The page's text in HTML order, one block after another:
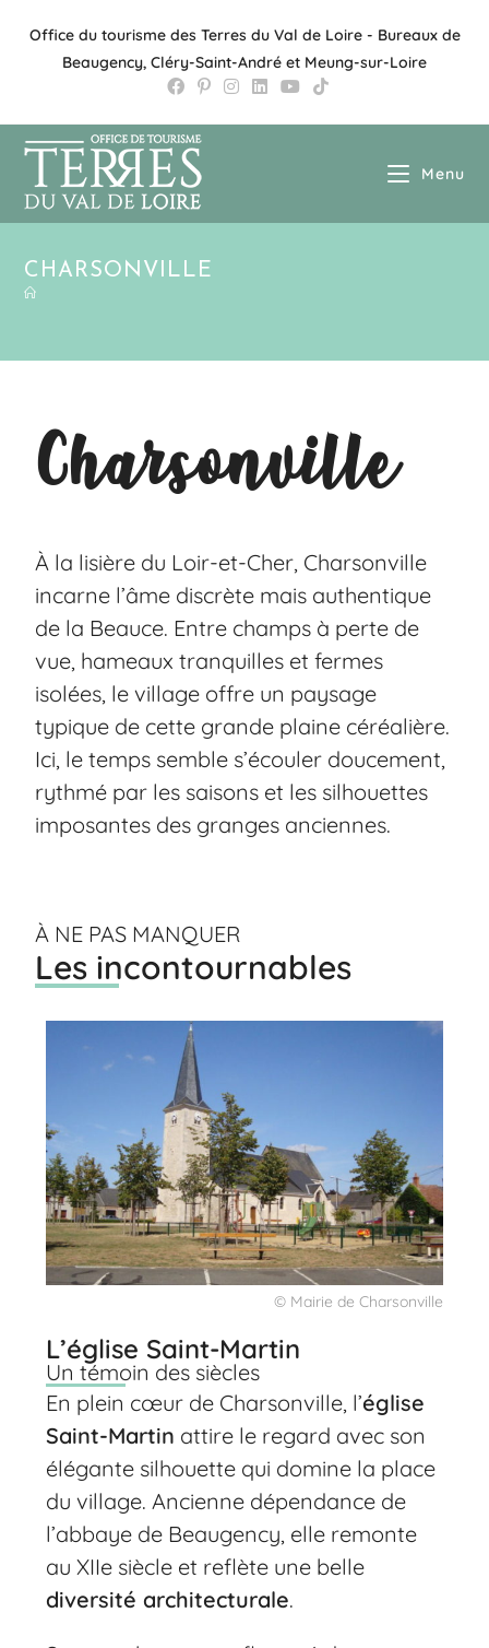
Office du tourisme des Terres du Val de Loire - Bureaux de
Beaugency, Cléry-Saint-André et Meung-sur-Loire
Menu
CHARSONVILLE
Charsonville
À la lisière du Loir-et-Cher, Charsonville
incarne l’âme discrète mais authentique
de la Beauce. Entre champs à perte de
vue, hameaux tranquilles et fermes
isolées, le village offre un paysage
typique de cette grande plaine céréalière.
Ici, le temps semble s’écouler doucement,
rythmé par les saisons et les silhouettes
imposantes des granges anciennes.
À NE PAS MANQUER
Les incontournables
© Mairie de Charsonville
L’église Saint-Martin
Un témoin des siècles
En plein cœur de Charsonville, l’église
Saint-Martin attire le regard avec son
élégante silhouette qui domine la place
du village. Ancienne dépendance de
l’abbaye de Beaugency, elle remonte
au XIIe siècle et reflète une belle
diversité architecturale.